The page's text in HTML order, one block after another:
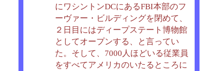
にワシントンDCにあるFBI本部のフ
ーヴァー・ビルディングを閉めて、
２日目にはディープステート博物館
としてオープンする、と言ってい
た。そして、7000人ほどいる従業員
をすべてアメリカのいたるところに